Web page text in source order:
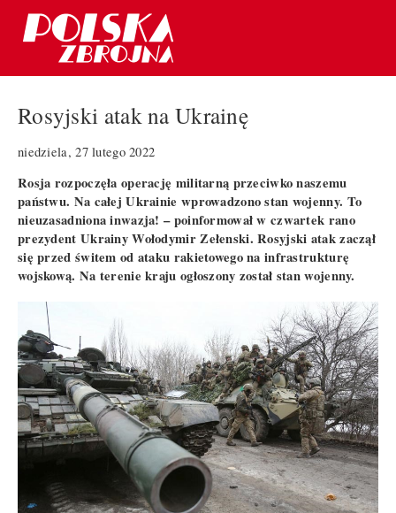
Rosyjski atak na Ukrainę
niedziela, 27 lutego 2022
Rosja rozpoczęła operację militarną przeciwko naszemu
państwu. Na całej Ukrainie wprowadzono stan wojenny. To
nieuzasadniona inwazja! – poinformował w czwartek rano
prezydent Ukrainy Wołodymir Zełenski. Rosyjski atak zaczął
się przed świtem od ataku rakietowego na infrastrukturę
wojskową. Na terenie kraju ogłoszony został stan wojenny.